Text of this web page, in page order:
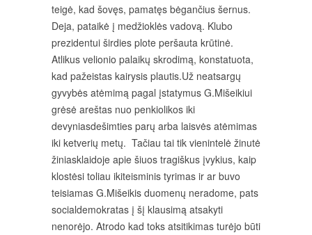
teigė, kad šovęs, pamatęs bėgančius šernus.
Deja, pataikė į medžioklės vadovą. Klubo
prezidentui širdies plote peršauta krūtinė.
Atlikus velionio palaikų skrodimą, konstatuota,
kad pažeistas kairysis plautis.Už neatsargų
gyvybės atėmimą pagal įstatymus G.Mišeikiui
grėsė areštas nuo penkiolikos iki
devyniasdešimties parų arba laisvės atėmimas
iki ketverių metų. Tačiau tai tik vienintelė žinutė
žiniasklaidoje apie šiuos tragiškus įvykius, kaip
klostėsi toliau ikiteisminis tyrimas ir ar buvo
teisiamas G.Mišeikis duomenų neradome, pats
socialdemokratas į šį klausimą atsakyti
nenorėjo. Atrodo kad toks atsitikimas turėjo būti